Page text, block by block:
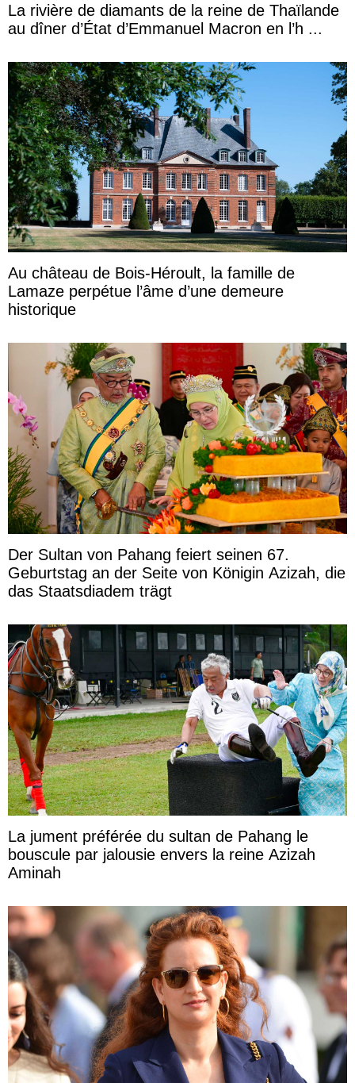
La rivière de diamants de la reine de Thaïlande
au dîner d’État d’Emmanuel Macron en l’h ...
Au château de Bois-Héroult, la famille de
Lamaze perpétue l’âme d’une demeure
historique
Der Sultan von Pahang feiert seinen 67.
Geburtstag an der Seite von Königin Azizah, die
das Staatsdiadem trägt
La jument préférée du sultan de Pahang le
bouscule par jalousie envers la reine Azizah
Aminah